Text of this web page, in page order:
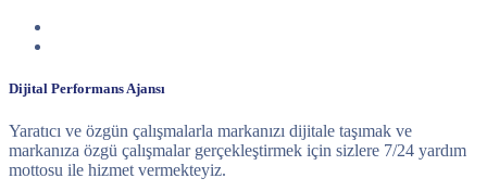
Dijital Performans Ajansı
Yaratıcı ve özgün çalışmalarla markanızı dijitale taşımak ve
markanıza özgü çalışmalar gerçekleştirmek için sizlere 7/24 yardım
mottosu ile hizmet vermekteyiz.